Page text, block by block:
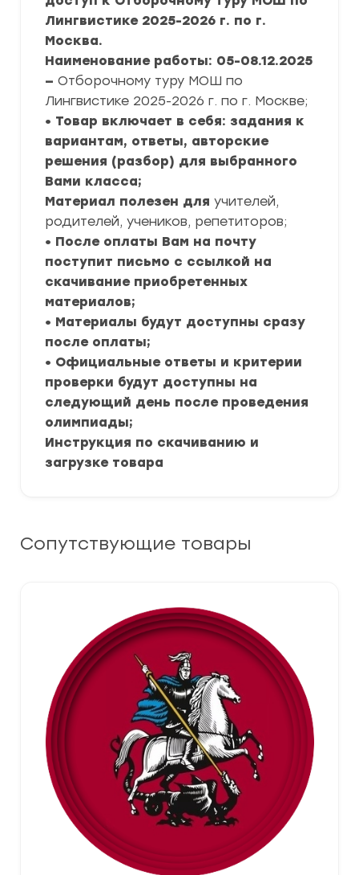
Лингвистике 2025-2026 г. по г.
Москва.
Наименование работы: 05-08.12.2025
— Отборочному туру МОШ по
Лингвистике 2025-2026 г. по г. Москве;
• Товар включает в себя: задания к
вариантам, ответы, авторские
решения (разбор) для выбранного
Вами класса;
Материал полезен для учителей,
родителей, учеников, репетиторов;
• После оплаты Вам на почту
поступит письмо с ссылкой на
скачивание приобретенных
материалов;
• Материалы будут доступны сразу
после оплаты;
• Официальные ответы и критерии
проверки будут доступны на
следующий день после проведения
олимпиады;
Инструкция по скачиванию и
загрузке товара
Сопутствующие товары